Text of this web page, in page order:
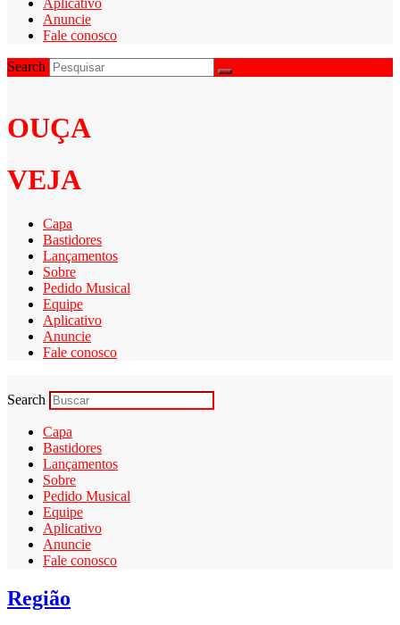
Anuncie
Fale conosco
Search
OUÇA
VEJA
Capa
Bastidores
Lançamentos
Sobre
Pedido Musical
Equipe
Aplicativo
Anuncie
Fale conosco
Search
Capa
Bastidores
Lançamentos
Sobre
Pedido Musical
Equipe
Aplicativo
Anuncie
Fale conosco
Região